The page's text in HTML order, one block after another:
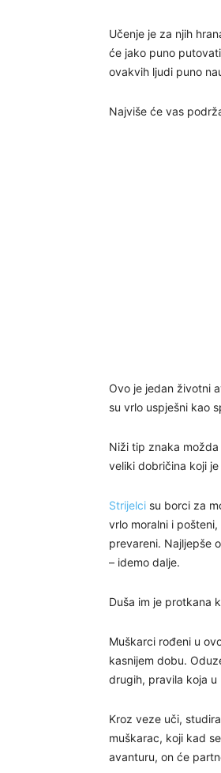
Učenje je za njih
će jako puno
ovakvih ljudi puno
Najviše će vas
Ovo je jedan životni
su vrlo uspješni kao
Niži tip znaka
veliki dobričina koji
Strijelci su borci za
vrlo moralni i
prevareni. Najljepše
– idemo dalje.
Duša im je protkana
Muškarci rođeni u
kasnijem dobu.
drugih, pravila koja
Kroz veze uči,
muškarac, koji kad
avanturu, on će